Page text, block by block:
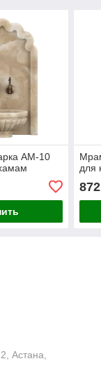
АМ-10
для
Астана,